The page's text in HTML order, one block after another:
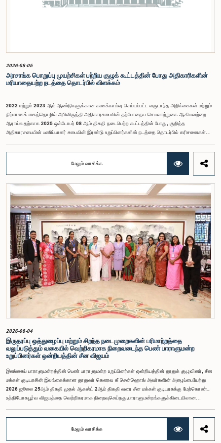
2026-08-05
அரசாங்க பொறுப்பு முயற்சிகள் பற்றிய குழுக் கூட்டத்தின் போது அதிகாரிகளின்
மரியாதையற்ற நடத்தை தொடர்பில் விளக்கம்
2022 மற்றும் 2023 ஆம் ஆண்டுகளுக்கான கணக்காய்வு செய்யப்பட்ட வருடாந்த அறிக்கைகள் மற்றும்
நிர்மாணக் கைத்தொழில் அபிவிருத்தி அதிகாரசபையின் தற்போதைய செயலாற்றுகை ஆகியவற்றை
ஆராய்வதற்காக 2025 ஒக்டோபர் 08 ஆம் திகதி நடைபெற்ற கூட்டத்தின் போது, குறித்த
அதிகாரசபையின் பணிப்பாளர் சபையின் இரண்டு உறுப்பினர்களின் நடத்தை தொடர்பில் கரிசனைகள்
இக்கூட்டத்தில் கலந்துகொண்டார் என்பதைக் குழு அவதானித்தது. மேலும், தாபிக்கப்பட்ட பாராளுமன்ற
நடைமுறை மற்றும் ஒழுங்குமுறைகளுக்கு முரணான வகையில், தவிசாளரின் முன் அனுமதியைப்
பெறாமலேயே இரு அதிகாரிகளும் குழுவின் நடவடிக்கைகளிலிருந்து வெளியேறினர். இச்சம்பவங்களைத்
தொடர்ந்து, அரசாங்க பொறுப்பு முயற்சிகள் பற்றிய குழுவின் கௌரவ தவிசாளரினால் எழுப்பப்பட்ட
சிறப்புரிமைப் பிரச்சினையினையடுத்து, பாராளுமன்றத்தை அவமதித்தமை தொடர்பான
குற்றச்சாட்டுகளின் பேரில் இரு அதிகாரிகளும் 2026 பெப்ரவரி 17 ஆம் திகதி ஒழுக்கநெறிகள் மற்றும்
சிறப்புரிமைகள் பற்றிய குழுவின் முன்னிலையில் ஆஜராகினர். இந்த நடவடிக்கைகளின் போது, அவர்கள்
தமது நடத்தைக்காக மனப்பூர்வமான மன்னிப்பைக் கோரினர். உரிய பரிசீலனையின் பின்னர்,
அதிகாரிகள் தமது செயல்களின் தீவிரத்தை ஏற்றுக்கொண்டுள்ளார்கள் என்பதையும், பாராளுமன்றக்
குழுக்களின் அதிகாரம், கௌரவம் மற்றும் தாபிக்கப்பட்ட நடைமுறைகளை மதிப்பதன்
முக்கியத்துவத்தைப் புரிந்துள்ளமையை வெளிப்படுத்தியுள்ளனர் என்பதையும் கவனத்திற்கொண்டு,
ஒழுக்கநெறிகள் மற்றும் சிறப்புரிமைகள் பற்றிய குழுவானது அரசாங்க பொறுப்பு முயற்சிகள் பற்றிய
குழுவின் தவிசாளருடன் இணைந்து அவர்களது மன்னிப்பை ஏற்றுக்கொண்டது.பாராளுமன்றக்
குழுக்களின் முன்னிலையில் ஆஜராகும் அனைத்து தனிநபர்களும் மிக உயர்ந்த நடத்தை தரநிலைகளைக்
கடைப்பிடிக்க வேண்டும், நாடாளுமன்ற நடைமுறைகளுக்கு இணங்க வேண்டும் மற்றும் எல்லா
நேரங்களிலும் நாடாளுமன்றத்தின் கண்ணியம் மற்றும் அதிகாரத்தை நிலைநிறுத்த வேண்டும் என்று
இந்தக் குழு வலியுறுத்த விரும்புகிறது.அரசாங்க பொறுப்பு முயற்சிகள் பற்றிய குழுஇலங்கை
பாராளுமன்றம்
மேலும் வாசிக்க
2026-08-04
இருதரப்பு ஒத்துழைப்பு மற்றும் சிறந்த நடைமுறைகளின் பரிமாற்றத்தை
வலுப்படுத்தும் வகையில் வெற்றிகரமாக நிறைவடைந்த பெண் பாராளுமன்ற
உறுப்பினர்கள் ஒன்றியத்தின் சீன விஜயம்
இலங்கைப் பாராளுமன்றத்தின் பெண் பாராளுமன்ற உறுப்பினர்கள் ஒன்றியத்தின் தூதுக் குழுவினர், சீன
மக்கள் குடியரசின் இலங்கைக்கான தூதுவர் கௌரவ கீ சென்ஹொங் அவர்களின் அழைப்பையேற்று
2026 ஜூலை 25ஆம் திகதி முதல் ஆகஸ்ட் 2ஆம் திகதி வரை சீன மக்கள் குடியரசுக்கு மேற்கொண்ட
உத்தியோகபூர்வ விஜயத்தை வெற்றிகரமாக நிறைவுசெய்தது.பாராளுமன்றங்களுக்கிடையிலான
நோக்கங்களாக அமைந்தன.சீனாவுக்கு விஜயம் மேற்கொண்ட தூதுக் குழுவிற்கு கௌரவ மகளிர் மற்றும்
சிறுவர் அலுவல்கள் அமைச்சர் சரோஜா சாவித்திரி போல்ராஜ் அவர்கள் தலைமைதாங்கியதுடன், இதில்
மேலும் வாசிக்க